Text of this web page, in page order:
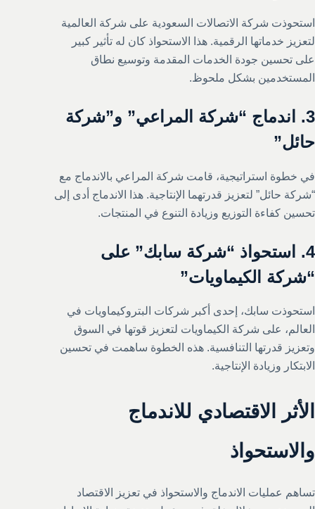
استحوذت شركة الاتصالات السعودية على شركة العالمية
لتعزيز خدماتها الرقمية. هذا الاستحواذ كان له تأثير كبير
على تحسين جودة الخدمات المقدمة وتوسيع نطاق
المستخدمين بشكل ملحوظ.
3. اندماج “شركة المراعي” و”شركة
حائل”
في خطوة استراتيجية، قامت شركة المراعي بالاندماج مع
“شركة حائل” لتعزيز قدرتهما الإنتاجية. هذا الاندماج أدى إلى
تحسين كفاءة التوزيع وزيادة التنوع في المنتجات.
4. استحواذ “شركة سابك” على
“شركة الكيماويات”
استحوذت سابك، إحدى أكبر شركات البتروكيماويات في
العالم، على شركة الكيماويات لتعزيز قوتها في السوق
وتعزيز قدرتها التنافسية. هذه الخطوة ساهمت في تحسين
الابتكار وزيادة الإنتاجية.
الأثر الاقتصادي للاندماج
والاستحواذ
تساهم عمليات الاندماج والاستحواذ في تعزيز الاقتصاد